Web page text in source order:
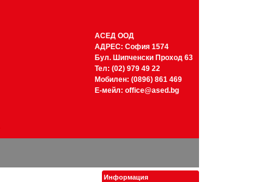
АСЕД ООД
АДРЕС: София 1574
Бул. Шипченски Проход 63
Тел: (02) 979 49 22
Мобилен: (0896) 861 469
Е-мейл: office@ased.bg
Информация